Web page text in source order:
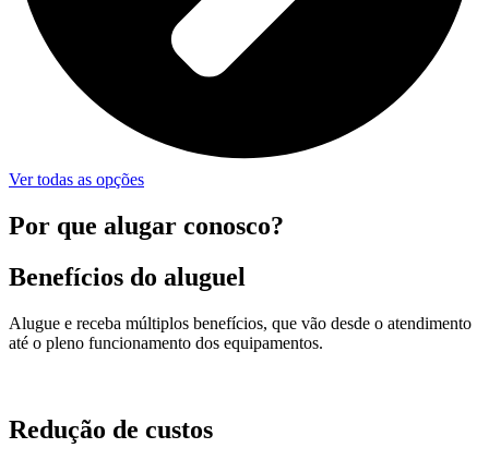
Ver todas as opções
Por que alugar conosco?
Benefícios do aluguel
Alugue e receba múltiplos benefícios, que vão desde o atendimento
até o pleno funcionamento dos equipamentos.
Redução de custos